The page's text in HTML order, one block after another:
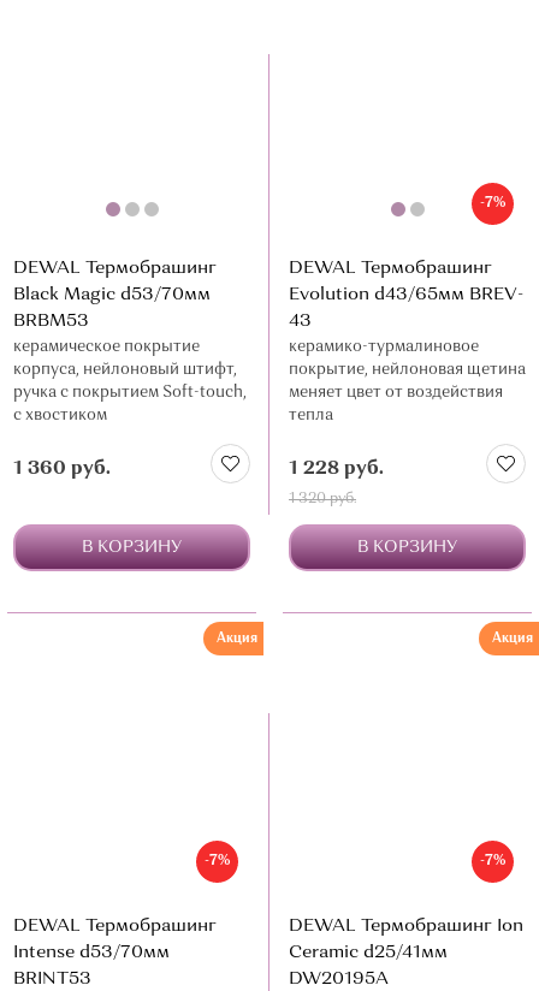
DEWAL Термобрашинг
Black Magic d53/70мм
BRBM53
керамическое покрытие
корпуса, нейлоновый штифт,
ручка с покрытием Soft-touch,
с хвостиком
1 360 руб.
В КОРЗИНУ
-7%
DEWAL Термобрашинг
Evolution d43/65мм BREV-
43
керамико-турмалиновое
покрытие, нейлоновая щетина
меняет цвет от воздействия
тепла
1 228 руб.
1 320 руб.
В КОРЗИНУ
-7%
Акция
DEWAL Термобрашинг
Intense d53/70мм
BRINT53
-7%
Акция
DEWAL Термобрашинг Ion
Ceramic d25/41мм
DW20195A